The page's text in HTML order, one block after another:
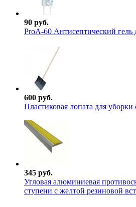
90 руб.
ProА-60 Антисептический гель
600 руб.
Пластиковая лопата для
345 руб.
Угловая алюминиевая
ступени с желтой резиновой